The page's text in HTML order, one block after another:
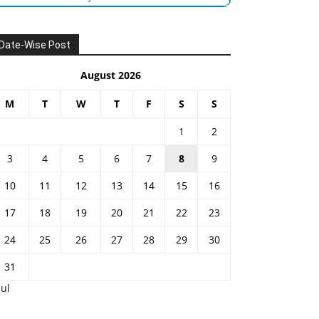
Wise Post
August 2026
M T W T F S S
1
2
3
4 5 6 7 8
9
10
11 12 13 14 15
16
17
18 19 20 21 22
23
24
25 26 27 28 29
30
31